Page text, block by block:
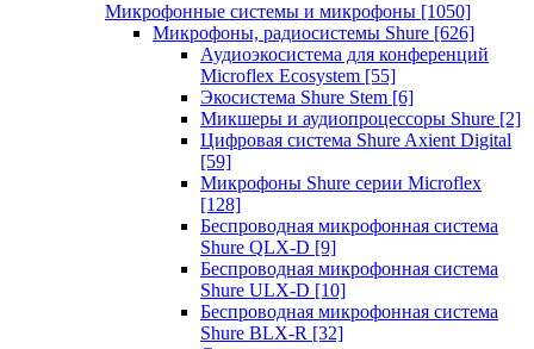
Микрофонные системы и микрофоны [1050]
Микрофоны, радиосистемы Shure [626]
Аудиоэкосистема для конференций
Microflex Ecosystem [55]
Экосистема Shure Stem [6]
Микшеры и аудиопроцессоры Shure [2]
Цифровая система Shure Axient Digital
[59]
Микрофоны Shure серии Microflex
[128]
Беспроводная микрофонная система
Shure QLX-D [9]
Беспроводная микрофонная система
Shure ULX-D [10]
Беспроводная микрофонная система
Shure BLX-R [32]